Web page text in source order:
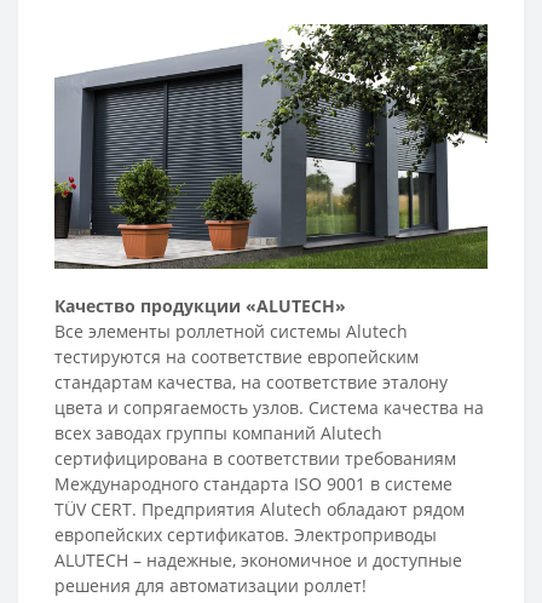
Качество продукции «ALUTECH»
Все элементы роллетной системы Alutech
тестируются на соответствие европейским
стандартам качества, на соответствие эталону
цвета и сопрягаемость узлов. Система качества на
всех заводах группы компаний Alutech
сертифицирована в соответствии требованиям
Международного стандарта ISO 9001 в системе
TÜV CERT. Предприятия Alutech обладают рядом
европейских сертификатов. Электроприводы
ALUTECH – надежные, экономичное и доступные
решения для автоматизации роллет!